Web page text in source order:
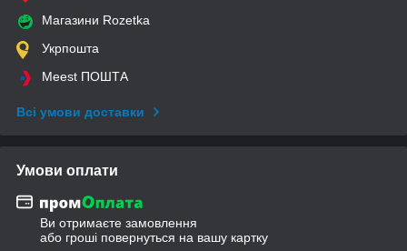
Магазини Rozetka
Укрпошта
Meest ПОШТА
Всі умови доставки
Умови оплати
Ви отримаєте замовлення
або гроші повернуться на вашу картку